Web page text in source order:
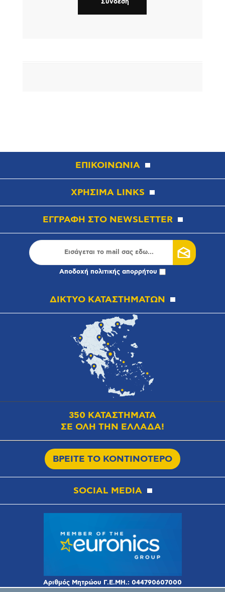
ΕΠΙΚΟΙΝΩΝΙΑ
ΧΡΗΣΙΜΑ LINKS
ΕΓΓΡΑΦΗ ΣΤΟ NEWSLETTER
Αποδοχή πολιτικής απορρήτου
ΔΙΚΤΥΟ ΚΑΤΑΣΤΗΜΑΤΩΝ
350 ΚΑΤΑΣΤΗΜΑΤΑ
ΣΕ ΟΛΗ ΤΗΝ ΕΛΛΑΔΑ!
ΒΡΕΙΤΕ ΤΟ ΚΟΝΤΙΝΟΤΕΡΟ
SOCIAL MEDIA